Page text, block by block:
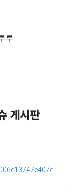
루